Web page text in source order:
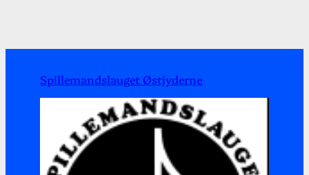
Spillemandslauget Østjyderne